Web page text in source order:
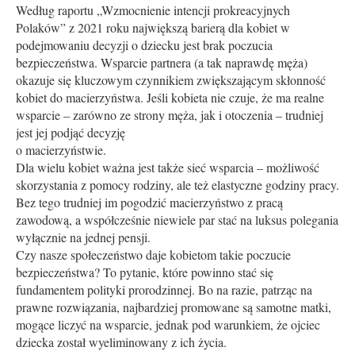
Według raportu „Wzmocnienie intencji prokreacyjnych
Polaków” z 2021 roku największą barierą dla kobiet w
podejmowaniu decyzji o dziecku jest brak poczucia
bezpieczeństwa. Wsparcie partnera (a tak naprawdę męża)
okazuje się kluczowym czynnikiem zwiększającym skłonność
kobiet do macierzyństwa. Jeśli kobieta nie czuje, że ma realne
wsparcie – zarówno ze strony męża, jak i otoczenia – trudniej
jest jej podjąć decyzję
o macierzyństwie.
Dla wielu kobiet ważna jest także sieć wsparcia – możliwość
skorzystania z pomocy rodziny, ale też elastyczne godziny pracy.
Bez tego trudniej im pogodzić macierzyństwo z pracą
zawodową, a współcześnie niewiele par stać na luksus polegania
wyłącznie na jednej pensji.
Czy nasze społeczeństwo daje kobietom takie poczucie
bezpieczeństwa? To pytanie, które powinno stać się
fundamentem polityki prorodzinnej. Bo na razie, patrząc na
prawne rozwiązania, najbardziej promowane są samotne matki,
mogące liczyć na wsparcie, jednak pod warunkiem, że ojciec
dziecka został wyeliminowany z ich życia.